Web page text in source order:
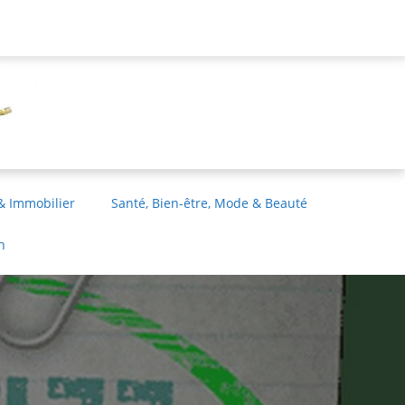
Immobilier Santé, Bien-être, Mode & Beauté